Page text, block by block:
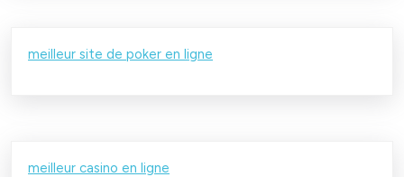
meilleur site de poker en ligne
meilleur casino en ligne